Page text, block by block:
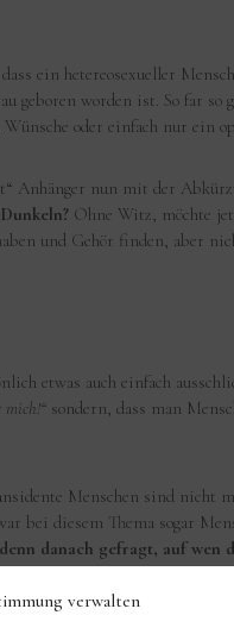
verwalten
ein hetereosexueller
worden ist. So far so
oder einfach nur ein
Anhänger nun mit der
Ohne Witz, möchte
und Gehör finden, aber
etwas auch einfach
mich!“ sondern, dass man
Menschen sind nicht
bei diesem Thema sogar
danach gefragt, auf wen